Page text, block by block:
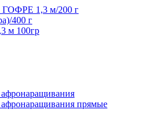
1,3 м/200 г
400 г
м 100гр
прямые